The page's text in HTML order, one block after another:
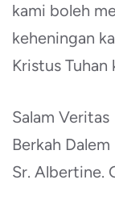
kami boleh
keheningan
Kristus Tuhan
Salam Veritas
Berkah Dalem
Sr. Albertine.